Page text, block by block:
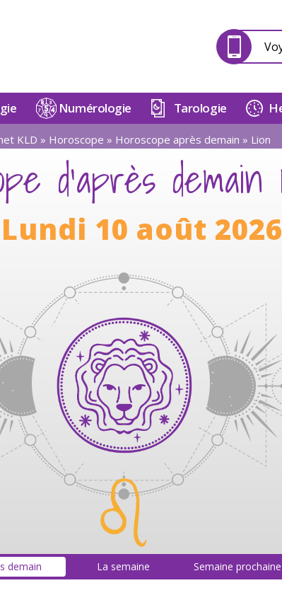
Numérologie Tarologie
KLD » Horoscope » Horoscope après demain » Lion
d'après
10 août 2026
demain La semaine Semaine prochaine